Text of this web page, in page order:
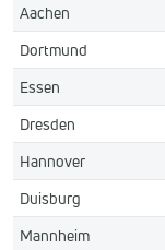
Aachen
Dortmund
Essen
Dresden
Hannover
Duisburg
Mannheim